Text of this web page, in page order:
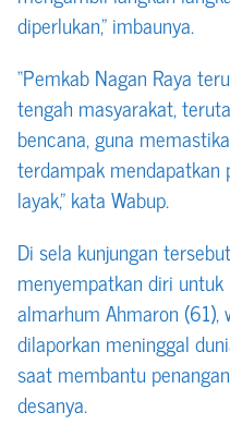
diperlukan,” imbaunya.
“Pemkab Nagan Raya
tengah masyarakat,
bencana, guna
terdampak mendapatkan
layak,” kata Wabup.
Di sela kunjungan
menyempatkan diri
almarhum Ahmaron (61),
dilaporkan meninggal
saat membantu
desanya.